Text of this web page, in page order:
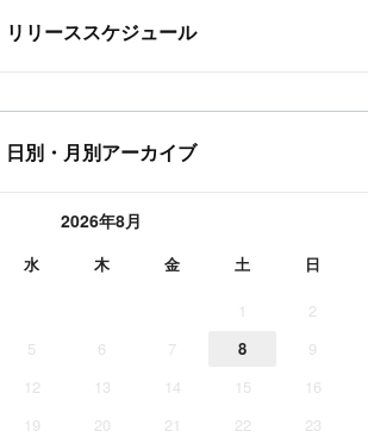
リリーススケジュール
日別・月別アーカイブ
2026年8月
水 木 金 土 日
1
2
5 6 7 8
9
12 13 14 15
16
19 20 21 22
23